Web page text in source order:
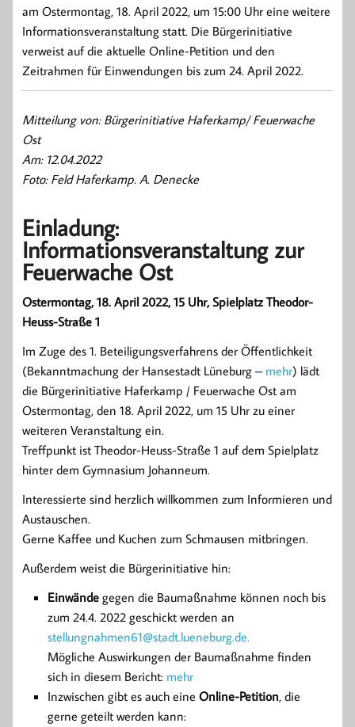
am Ostermontag, 18. April 2022, um 15:00 Uhr eine weitere
Informationsveranstaltung statt. Die Bürgerinitiative
verweist auf die aktuelle Online-Petition und den
Zeitrahmen für Einwendungen bis zum 24. April 2022.
Mitteilung von: Bürgerinitiative Haferkamp/ Feuerwache
Ost
Am: 12.04.2022
Foto: Feld Haferkamp. A. Denecke
Einladung:
Informationsveranstaltung zur
Feuerwache Ost
Ostermontag, 18. April 2022, 15 Uhr, Spielplatz Theodor-
Heuss-Straße 1
Im Zuge des 1. Beteiligungsverfahrens der Öffentlichkeit
(Bekanntmachung der Hansestadt Lüneburg – mehr) lädt
die Bürgerinitiative Haferkamp / Feuerwache Ost am
Ostermontag, den 18. April 2022, um 15 Uhr zu einer
weiteren Veranstaltung ein.
Treffpunkt ist Theodor-Heuss-Straße 1 auf dem Spielplatz
hinter dem Gymnasium Johanneum.
Interessierte sind herzlich willkommen zum Informieren und
Austauschen.
Gerne Kaffee und Kuchen zum Schmausen mitbringen.
Außerdem weist die Bürgerinitiative hin:
Einwände gegen die Baumaßnahme können noch bis
zum 24.4. 2022 geschickt werden an
stellungnahmen61@stadt.lueneburg.de.
Mögliche Auswirkungen der Baumaßnahme finden
sich in diesem Bericht: mehr
Inzwischen gibt es auch eine Online-Petition, die
gerne geteilt werden kann: